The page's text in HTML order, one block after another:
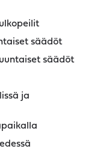
säädöt
säädöt
ja